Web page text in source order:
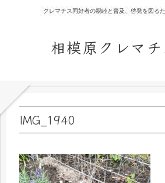
クレマチス同好者の親睦と普及、啓発を図る
相模原クレマ
IMG_1940